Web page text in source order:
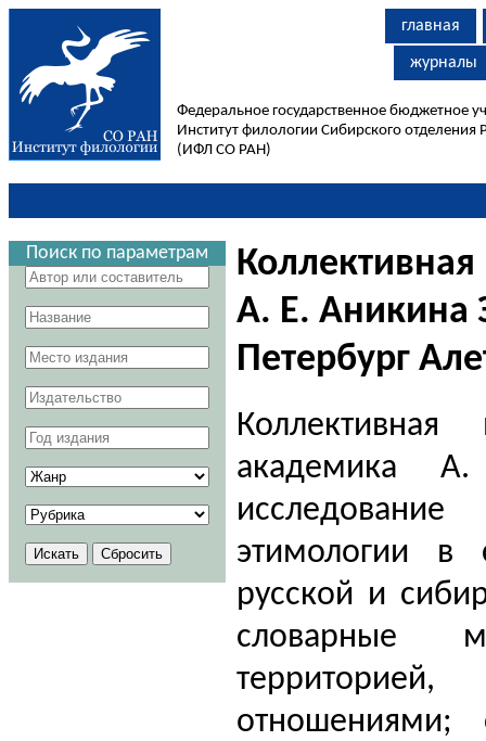
главная
журналы
Федеральное государственное бюджетное
Институт филологии Сибирского отделения
(ИФЛ СО РАН)
Поиск по параметрам
А. Е. Аникина
Петербург
академика
этимологии в
русской и
словарные
отношениями;